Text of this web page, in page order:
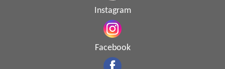
Instagram
Facebook